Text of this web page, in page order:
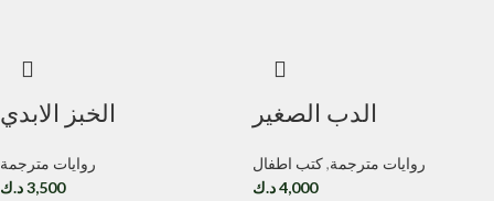
الخبز الابدي
روايات مترجمة
3,500د.ك
الدب الصغير
روايات مترجمة,كتب اطفال
4,000د.ك